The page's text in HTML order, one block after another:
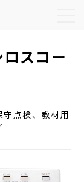
スコー
点検、教材用